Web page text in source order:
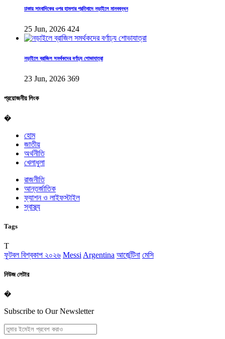
ঢাকায় সাংবাদিকের ওপর হামলার প্রতিবাদে নড়াইলে মানববন্ধন
25 Jun, 2026 424
নড়াইলে ব্রাজিল সমর্থকদের বর্ণাঢ্য শোভাযাত্রা
23 Jun, 2026 369
প্রয়োজনীয় লিংক
�
হোম
জাতীয়
অর্থনীতি
খেলাধুলা
রাজনীতি
আন্তর্জাতিক
ফ্যাশন ও লাইফস্টাইল
স্বাস্থ্য
Tags
T
ফুটবল বিশ্বকাপ ২০২৬ Messi Argentina আর্জেন্টিনা মেসি
নিউজ লেটার
�
Subscribe to Our Newsletter